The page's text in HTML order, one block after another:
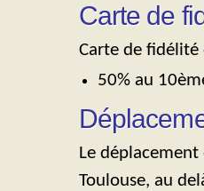
Carte de
Carte de
50% au
Le
Toulouse, au